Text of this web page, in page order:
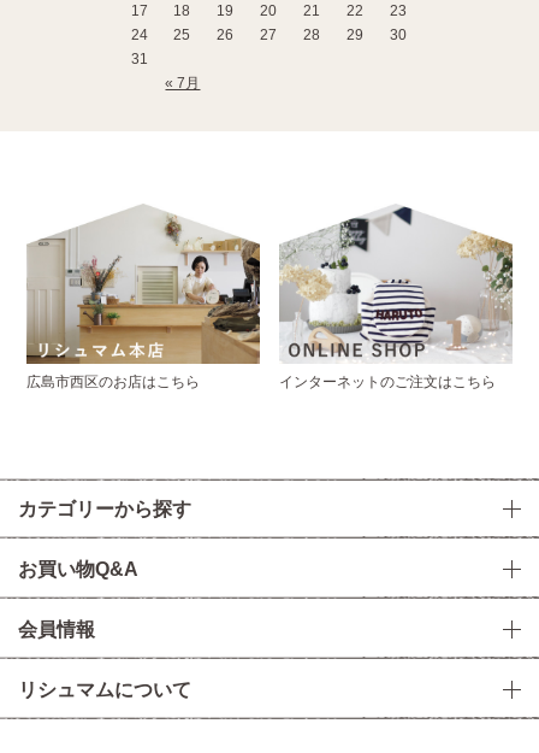
« 7月
17
18 19 20 21 22
23
24
25 26 27 28 29
30
31
広島市西区のお店はこちら インターネットのご注文はこちら
カテゴリーから探す
お買い物Q&A
会員情報
リシュマムについて